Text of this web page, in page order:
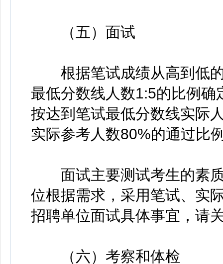
（五）面试
根据笔试成绩从高到低的
最低分数线人数1:5的比例
按达到笔试最低分数线实际
实际参考人数80%的通过比
面试主要测试考生的素质
位根据需求，采用笔试、实
招聘单位面试具体事宜，请
（六）考察和体检